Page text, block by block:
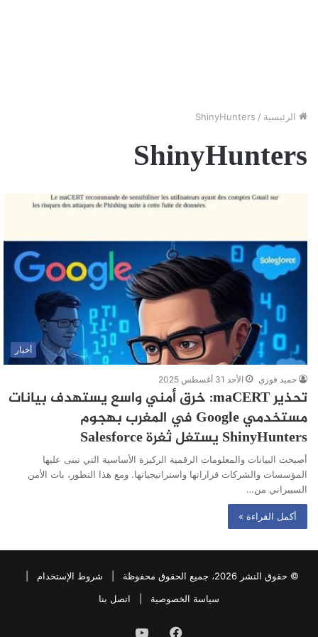
الرئيسية /
ShinyHunters
ShinyHunters
أخبار
حميد فوزي الأحد 31 أغسطس 2025
تحذير maCERT: خرق أمني واسع يستهدف بيانات
مستخدمي Google في المغرب بهجوم
ShinyHunters يستغل ثغرة Salesforce
أصبحت البيانات والمعلومات الرقمية الركيزة الأساسية التي تبنى عليها
المؤسسات والشركات قراراتها واستراتيجياتها. ومع هذا التطور، بات الأمن
السيبراني من…
أكمل القراءة »
© حقوق النشر 2026، جميع الحقوق محفوظة | شروط الإستخدام
سياسة الخصوصية
اتصل بنا
فيسبوكيوتيوب